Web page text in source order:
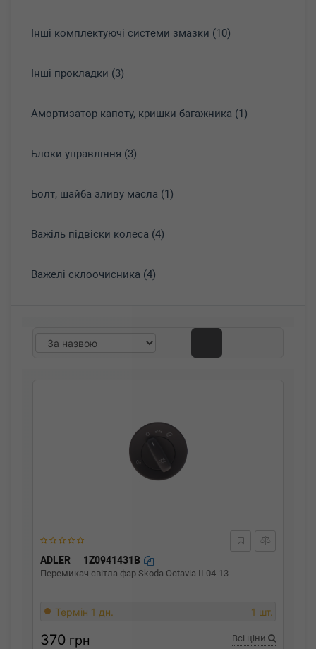
Інші комплектуючі системи змазки (10)
Інші прокладки (3)
Амортизатор капоту, кришки багажника (1)
Блоки управління (3)
Болт, шайба зливу масла (1)
Важіль підвіски колеса (4)
Важелі склоочисника (4)
ADLER 1Z0941431B
Перемикач світла фар Skoda Octavia II 04-13
Термін 1 дн. 1 шт.
370 грн Всі ціни